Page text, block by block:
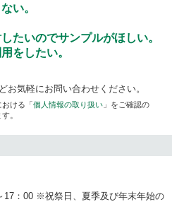
い。
たいのでサンプルがほしい。
をしたい。
お気軽にお問い合わせください。
ける「個人情報の取り扱い 」をご確認の
。
17：00 ※祝祭日、夏季及び年末年始の